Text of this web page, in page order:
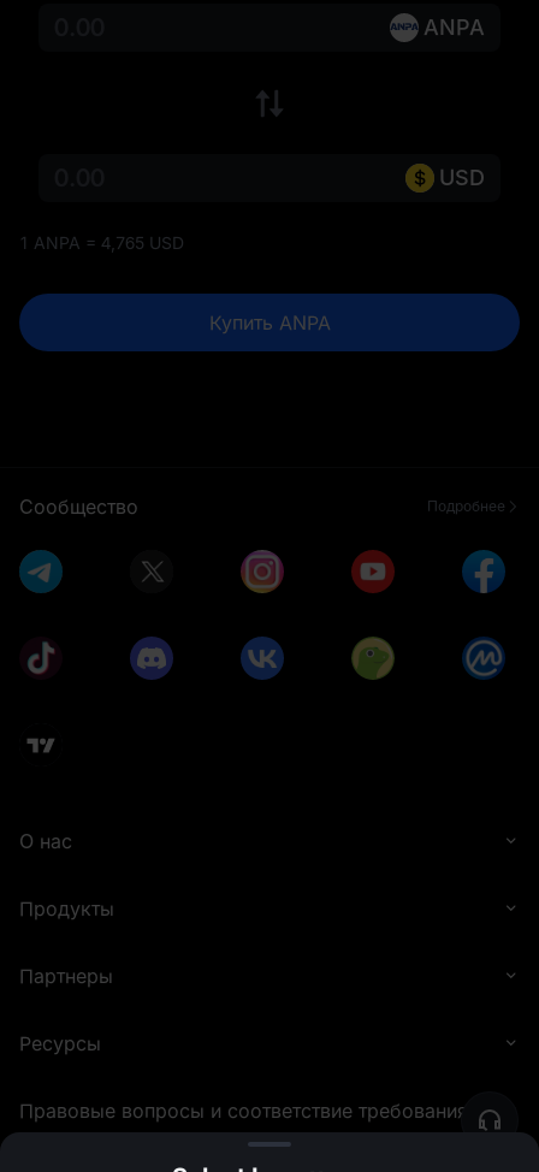
ANPA
USD
1 ANPA = 4,765 USD
Купить ANPA
Сообщество Подробнее
О нас
Продукты
Партнеры
Ресурсы
Правовые вопросы и соответствие требованиям